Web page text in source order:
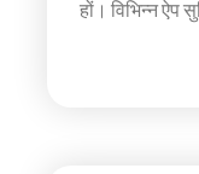
हों। विभिन्न